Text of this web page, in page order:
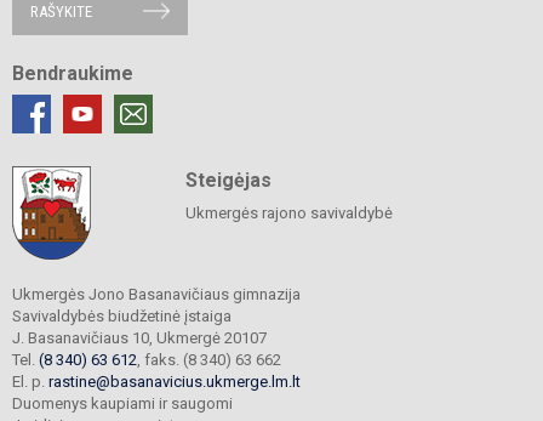
RAŠYKITE
Bendraukime
Steigėjas
Ukmergės rajono savivaldybė
Ukmergės Jono Basanavičiaus gimnazija
Savivaldybės biudžetinė įstaiga
J. Basanavičiaus 10, Ukmergė 20107
Tel. (8 340) 63 612 , faks. (8 340) 63 662
El. p. rastine@basanavicius.ukmerge.lm.lt
Duomenys kaupiami ir saugomi